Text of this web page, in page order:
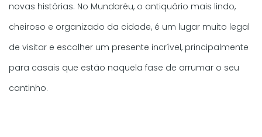
novas histórias. No Mundaréu, o antiquário mais lindo,
cheiroso e organizado da cidade, é um lugar muito legal
de visitar e escolher um presente incrível, principalmente
para casais que estão naquela fase de arrumar o seu
cantinho.